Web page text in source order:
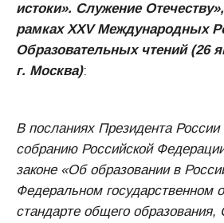
истоки». Служение
рамкахXXV Международных
Образовательных чтений (26
г. Москва):
В посланиях Президента
собранию Российской
законе «Об образовании в
Федеральном государственном
стандарте общего образования,